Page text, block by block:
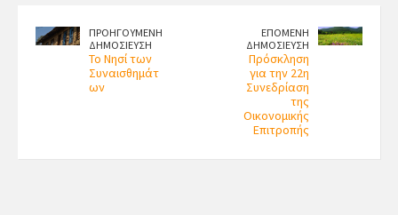
ΠΡΟΗΓΟΥΜΕΝΗ
ΔΗΜΟΣΙΕΥΣΗ
Το Νησί των
Συναισθημάτ
ων
ΕΠΟΜΕΝΗ
ΔΗΜΟΣΙΕΥΣΗ
Πρόσκληση
για την 22η
Συνεδρίαση
της
Οικονομικής
Επιτροπής